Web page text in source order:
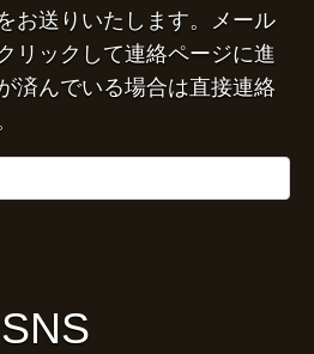
お送りいたします。メール
リックして連絡ページに進
済んでいる場合は直接連絡
SNS